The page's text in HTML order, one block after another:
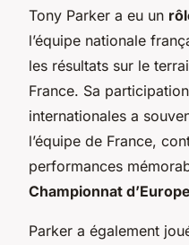
Tony Parker a eu un
l’équipe nationale
les résultats sur le
France. Sa
internationales a
l’équipe de France,
performances
Championnat
Parker a également